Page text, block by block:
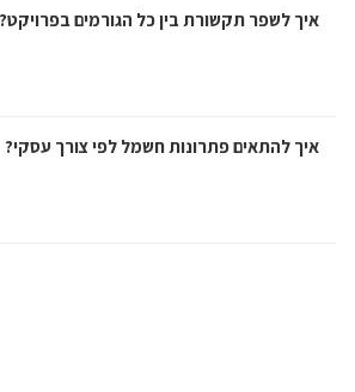
איך לשפר תקשורת בין כל הגורמים בפרויקט?
איך להתאים פתרונות חשמל לפי צורך עסקי?